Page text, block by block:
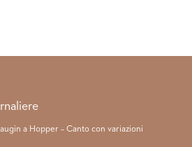
a Hopper – Canto con variazioni